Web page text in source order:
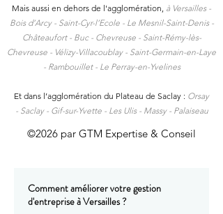
Mais aussi en dehors de l'agglomération, à Versailles -
Bois d’Arcy - Saint-Cyr-l’Ecole - Le Mesnil-Saint-Denis -
Châteaufort - Buc - Chevreuse - Saint-Rémy-lès-
Chevreuse - Vélizy-Villacoublay - Saint-Germain-en-Laye
- Rambouillet - Le Perray-en-Yvelines
Et dans l’agglomération du Plateau de Saclay : Orsay
- Saclay - Gif-sur-Yvette - Les Ulis - Massy - Palaiseau
©2026 par GTM Expertise & Conseil
Comment améliorer votre gestion
d'entreprise à Versailles ?